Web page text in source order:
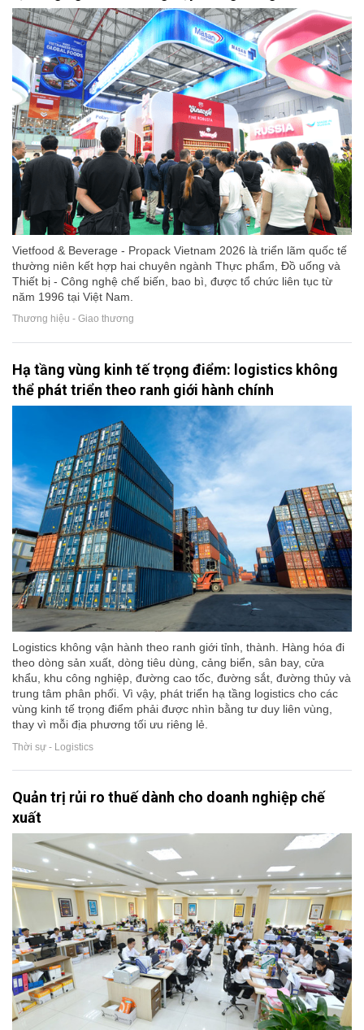
Vietfood & Beverage - Propack Vietnam 2026 là triển lãm quốc tế
thường niên kết hợp hai chuyên ngành Thực phẩm, Đồ uống và
Thiết bị - Công nghệ chế biến, bao bì, được tổ chức liên tục từ
năm 1996 tại Việt Nam.
Thương hiệu - Giao thương
Hạ tầng vùng kinh tế trọng điểm: logistics không
thể phát triển theo ranh giới hành chính
Logistics không vận hành theo ranh giới tỉnh, thành. Hàng hóa đi
theo dòng sản xuất, dòng tiêu dùng, cảng biển, sân bay, cửa
khẩu, khu công nghiệp, đường cao tốc, đường sắt, đường thủy và
trung tâm phân phối. Vì vậy, phát triển hạ tầng logistics cho các
vùng kinh tế trọng điểm phải được nhìn bằng tư duy liên vùng,
thay vì mỗi địa phương tối ưu riêng lẻ.
Thời sự - Logistics
Quản trị rủi ro thuế dành cho doanh nghiệp chế
xuất